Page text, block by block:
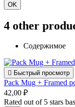
OK
4 other
Содержимое
 Быстрый просмотр
Pack Mug + Framed
42,00 ₽
Rated out of 5 stars